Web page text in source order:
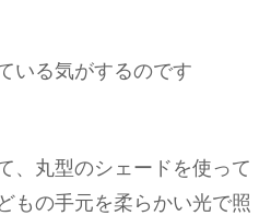
いる気がするのです
、丸型のシェードを使って
もの手元を柔らかい光で照